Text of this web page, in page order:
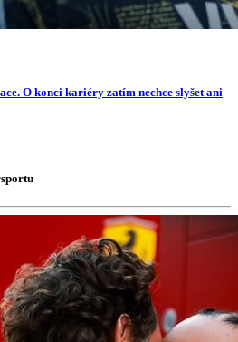
O konci kariéry zatím nechce slyšet ani